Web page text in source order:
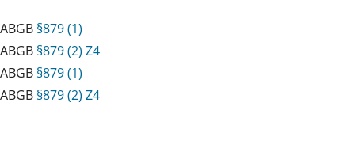
ABGB §879 (1)
ABGB §879 (2) Z4
ABGB §879 (1)
ABGB §879 (2) Z4